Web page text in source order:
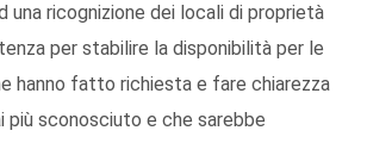
una ricognizione dei locali di proprietà
per stabilire la disponibilità per le
hanno fatto richiesta e fare chiarezza
più sconosciuto e che sarebbe